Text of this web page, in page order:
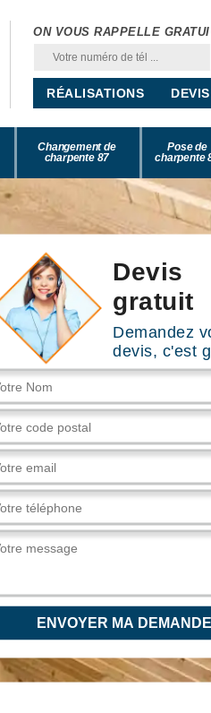
ON VOUS RAPPELLE
RÉALISATIONS
Changement de
charpente 87
Pose de
charpente
Devis
gratuit
Demandez
devis, c'est